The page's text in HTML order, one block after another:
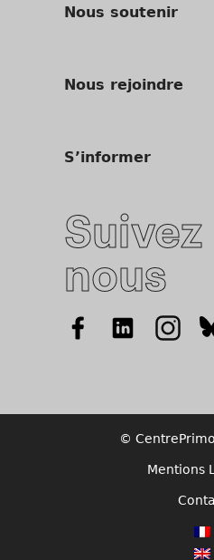
Nous soutenir
Nous rejoindre
S’informer
Suivez
nous
©
Mentions